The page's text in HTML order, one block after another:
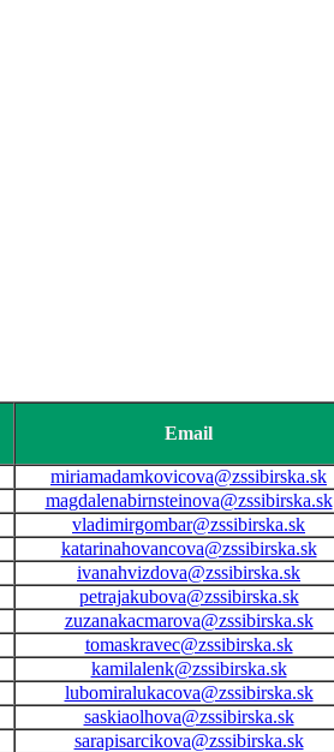
Email
miriamadamkovicova@zssibirska.sk
magdalenabirnsteinova@zssibirska.sk
vladimirgombar@zssibirska.sk
katarinahovancova@zssibirska.sk
ivanahvizdova@zssibirska.sk
petrajakubova@zssibirska.sk
zuzanakacmarova@zssibirska.sk
tomaskravec@zssibirska.sk
kamilalenk@zssibirska.sk
lubomiralukacova@zssibirska.sk
saskiaolhova@zssibirska.sk
sarapisarcikova@zssibirska.sk